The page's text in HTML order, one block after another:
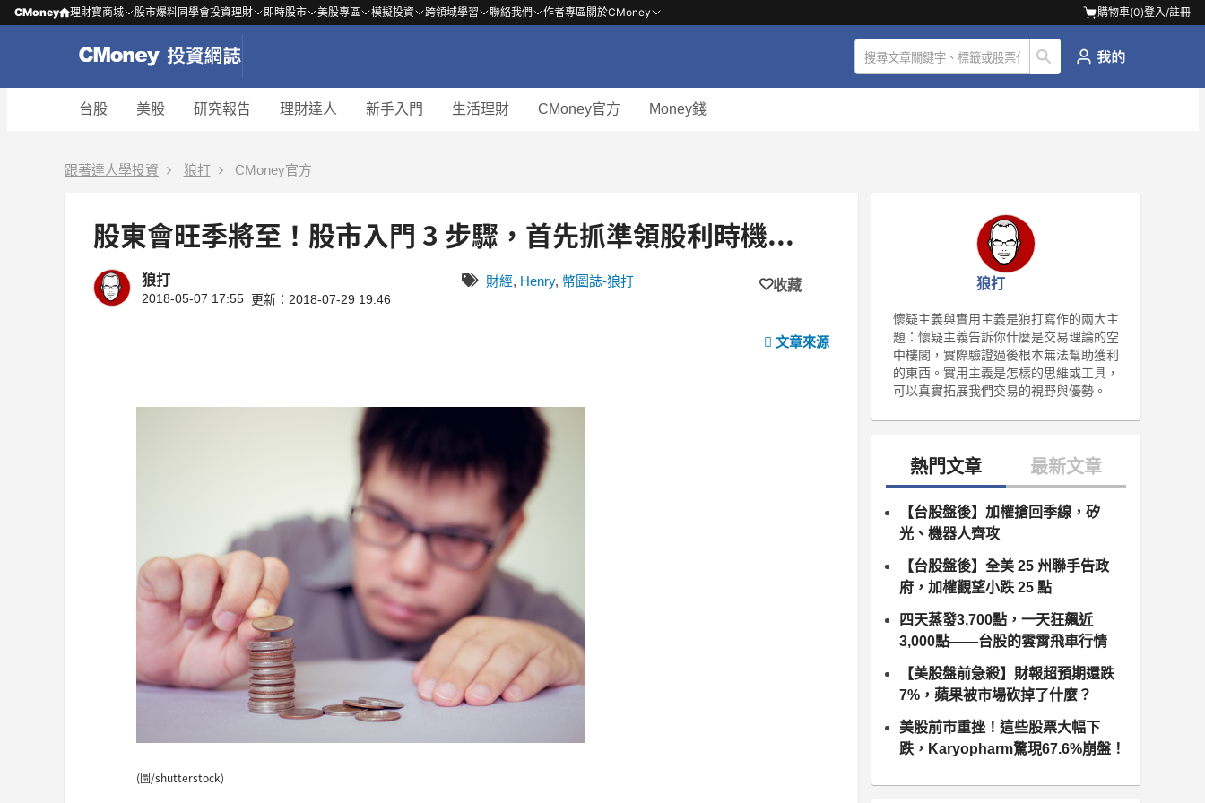
CMoney 理財寶商城 股市爆料同學會投資理財 即時股市 美股專區 模擬投資 跨領域學習 聯絡我們 作者專區關於CMoney 購物車(0)登入/註冊
台股 美股 研究報告 理財達人 新手入門 生活理財 CMoney官方 Money錢
跟著達人學投資 狼打 CMoney官方
股東會旺季將至！股市入門 3 步驟，首先抓準領股利時機...
狼打
2018-05-07 17:55 更新：2018-07-29 19:46
財經, Henry, 幣圖誌-狼打 收藏
文章來源
(圖/shutterstock)
狼打
懷疑主義與實用主義是狼打寫作的兩大主
題：懷疑主義告訴你什麼是交易理論的空
中樓閣，實際驗證過後根本無法幫助獲利
的東西。實用主義是怎樣的思維或工具，
可以真實拓展我們交易的視野與優勢。
【台股盤後】加權搶回季線，矽
光、機器人齊攻
【台股盤後】全美 25 州聯手告政
府，加權觀望小跌 25 點
四天蒸發3,700點，一天狂飆近
3,000點——台股的雲霄飛車行情
【美股盤前急殺】財報超預期還跌
7%，蘋果被市場砍掉了什麼？
美股前市重挫！這些股票大幅下
跌，Karyopharm驚現67.6%崩盤！